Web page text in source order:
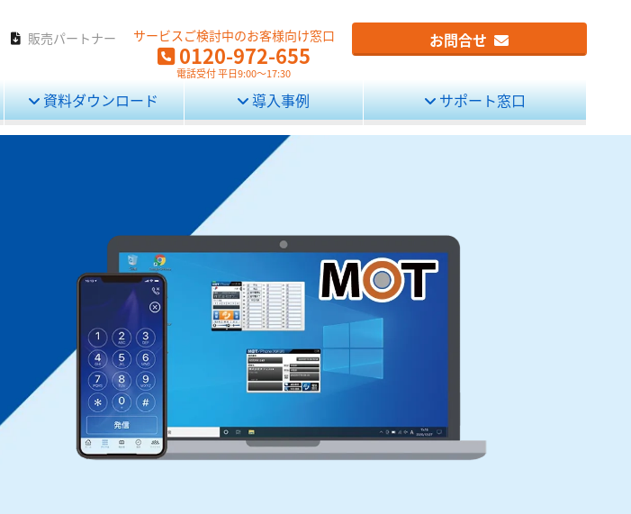
販売パートナー サービスご検討中のお客様向け窓口
0120-972-655
電話受付 平日9:00～17:30
お問合せ
資料ダウンロード 導入事例 サポート窓口